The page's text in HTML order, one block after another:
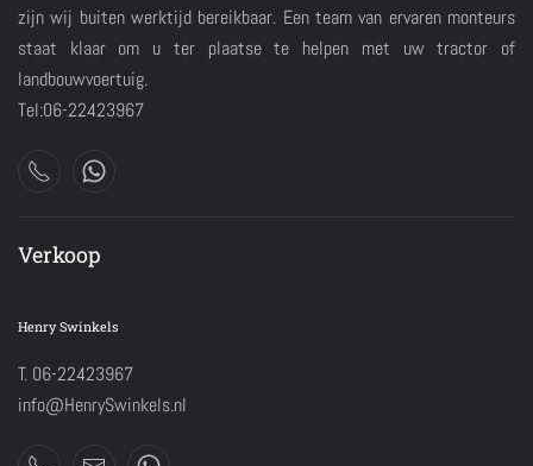
zijn wij buiten werktijd bereikbaar. Een team van ervaren monteurs
staat klaar om u ter plaatse te helpen met uw tractor of
landbouwvoertuig.
Tel:06-22423967
Verkoop
Henry Swinkels
T. 06-22423967
info@HenrySwinkels.nl